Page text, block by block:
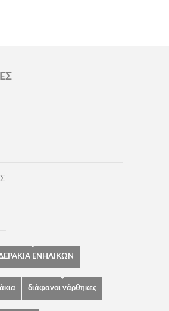
ΕΝΗΛΙΚΩΝ
διάφανοι νάρθηκες